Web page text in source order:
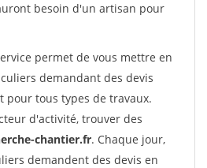
besoin d'un artisan pour
permet de vous mettre en
demandant des devis
pour tous types de travaux.
d'activité, trouver des
chantier.fr. Chaque jour,
demandent des devis en